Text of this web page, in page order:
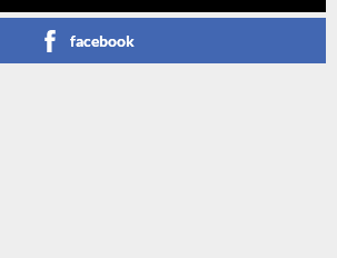
facebook